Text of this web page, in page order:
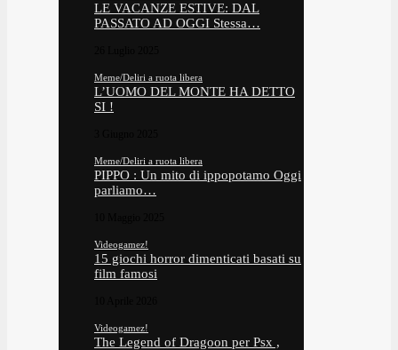
LE VACANZE ESTIVE: DAL
PASSATO AD OGGI Stessa…
Meme/Deliri a ruota libera
L’UOMO DEL MONTE HA DETTO
SI !
Meme/Deliri a ruota libera
PIPPO : Un mito di ippopotamo Oggi
parliamo…
Videogamez!
15 giochi horror dimenticati basati su
film famosi
Videogamez!
The Legend of Dragoon per Psx ,